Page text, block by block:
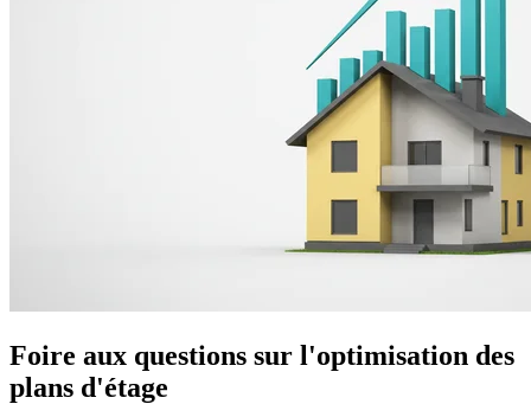
Foire aux questions sur l'optimisation des
plans d'étage